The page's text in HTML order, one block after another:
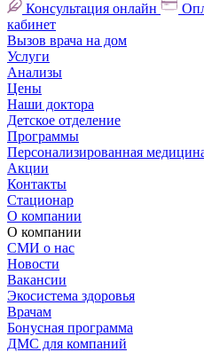
Консультация онлайн
кабинет
Вызов врача на дом
Услуги
Анализы
Цены
Наши доктора
Детское отделение
Программы
Персонализированная
Акции
Контакты
Стационар
О компании
О компании
СМИ о нас
Новости
Вакансии
Экосистема здоровья
Врачам
Бонусная программа
ДМС для компаний